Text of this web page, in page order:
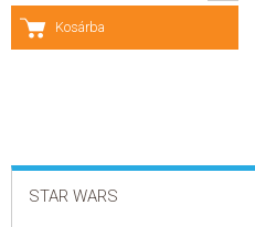
Kosárba
STAR WARS